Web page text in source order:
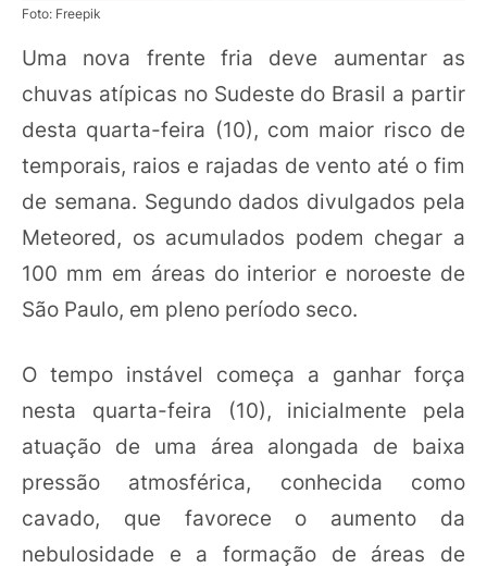
Foto: Freepik
Uma nova frente fria deve aumentar as
chuvas atípicas no Sudeste do Brasil a partir
desta quarta-feira (10), com maior risco de
temporais, raios e rajadas de vento até o fim
de semana. Segundo dados divulgados pela
Meteored, os acumulados podem chegar a
100 mm em áreas do interior e noroeste de
São Paulo, em pleno período seco.
O tempo instável começa a ganhar força
nesta quarta-feira (10), inicialmente pela
atuação de uma área alongada de baixa
pressão atmosférica, conhecida como
cavado, que favorece o aumento da
nebulosidade e a formação de áreas de